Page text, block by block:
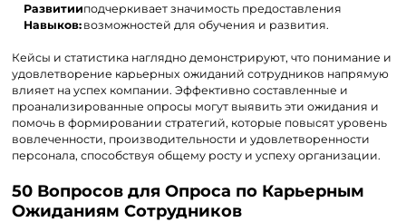
Развитии
Навыков:
подчеркивает значимость предоставления
возможностей для обучения и развития.
Кейсы и статистика наглядно демонстрируют, что понимание и
удовлетворение карьерных ожиданий сотрудников напрямую
влияет на успех компании. Эффективно составленные и
проанализированные опросы могут выявить эти ожидания и
помочь в формировании стратегий, которые повысят уровень
вовлеченности, производительности и удовлетворенности
персонала, способствуя общему росту и успеху организации.
50 Вопросов для Опроса по Карьерным
Ожиданиям Сотрудников